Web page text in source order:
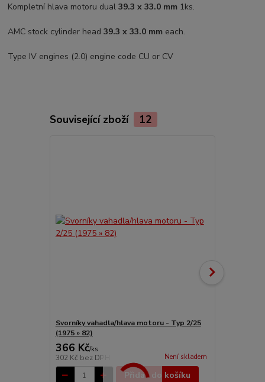
Kompletní hlava motoru dual39.3 x 33.0 mm 1ks.
AMC stock cylinder head39.3 x 33.0 mm each.
Type IV engines (2.0) engine code CU or CV
Související zboží 12
Svorníky vahadla/hlava motoru - Typ 2/25
(1975 » 82)
366 Kč/ks
302 Kč bez DPH Není skladem
Přidat do košíku